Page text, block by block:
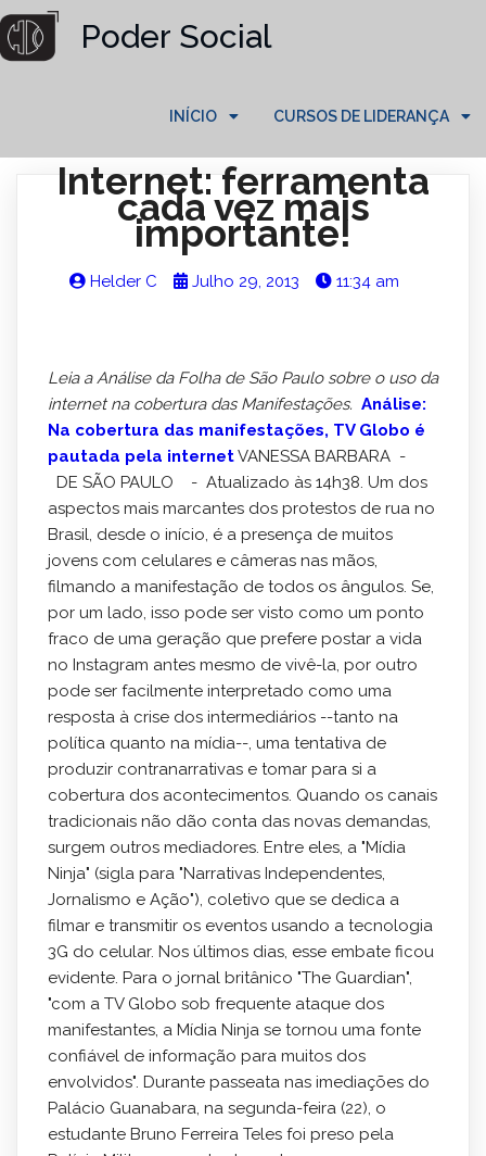
Poder Social
INÍCIO CURSOS DE LIDERANÇA
Internet: ferramenta
cada vez mais
importante!
Helder C Julho 29, 2013 11:34 am
Leia a Análise da Folha de São Paulo sobre o uso da
internet na cobertura das Manifestações. Análise:
Na cobertura das manifestações, TV Globo é
pautada pela internetVANESSA BARBARA -
DE SÃO PAULO - Atualizado às 14h38. Um dos
aspectos mais marcantes dos protestos de rua no
Brasil, desde o início, é a presença de muitos
jovens com celulares e câmeras nas mãos,
filmando a manifestação de todos os ângulos. Se,
por um lado, isso pode ser visto como um ponto
fraco de uma geração que prefere postar a vida
no Instagram antes mesmo de vivê-la, por outro
pode ser facilmente interpretado como uma
resposta à crise dos intermediários --tanto na
política quanto na mídia--, uma tentativa de
produzir contranarrativas e tomar para si a
cobertura dos acontecimentos. Quando os canais
tradicionais não dão conta das novas demandas,
surgem outros mediadores. Entre eles, a "Mídia
Ninja" (sigla para "Narrativas Independentes,
Jornalismo e Ação"), coletivo que se dedica a
filmar e transmitir os eventos usando a tecnologia
3G do celular. Nos últimos dias, esse embate ficou
evidente. Para o jornal britânico "The Guardian",
"com a TV Globo sob frequente ataque dos
manifestantes, a Mídia Ninja se tornou uma fonte
confiável de informação para muitos dos
envolvidos". Durante passeata nas imediações do
Palácio Guanabara, na segunda-feira (22), o
estudante Bruno Ferreira Teles foi preso pela